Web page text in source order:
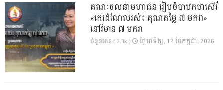
គណៈចលនាមហាជន រៀបចំបាឋកថាស៊េរី
«កេរដំណែលរស់៖ គុណតម្លៃ ៧ មករា»
នៅវិមាន ៧ មករា
ចំនួនអាន ( 2.3k ) ថ្ងៃ​អាទិត្យ, 12 ខែ​កក្កដា, 2026